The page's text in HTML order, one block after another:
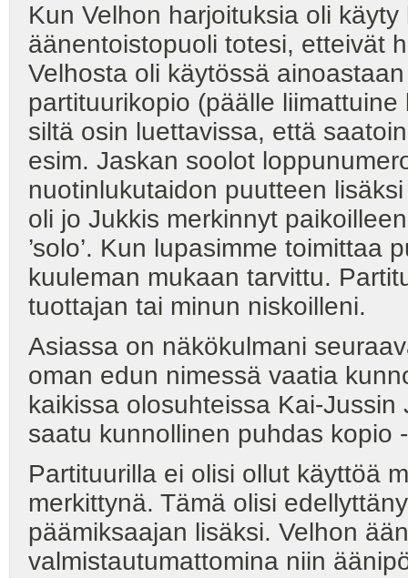
Kun Velhon harjoituksia oli
äänentoistopuoli totesi, etteivät
Velhosta oli käytössä
partituurikopio (päälle
siltä osin luettavissa, että
esim. Jaskan soolot
nuotinlukutaidon puutteen
oli jo Jukkis merkinnyt
’solo’. Kun lupasimme toimittaa
kuuleman mukaan tarvittu.
tuottajan tai minun niskoilleni.
Asiassa on näkökulmani
oman edun nimessä vaatia
kaikissa olosuhteissa Kai-
saatu kunnollinen puhdas kopio
Partituurilla ei olisi ollut käyttöä
merkittynä. Tämä olisi
päämiksaajan lisäksi. Velhon
valmistautumattomina niin